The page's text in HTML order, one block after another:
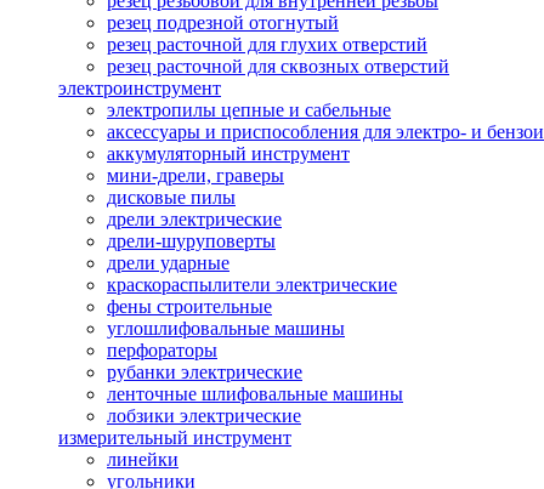
резец подрезной отогнутый
резец расточной для глухих отверстий
резец расточной для сквозных отверстий
электроинструмент
электропилы цепные и сабельные
аксессуары и приспособления для электро- и
аккумуляторный инструмент
мини-дрели, граверы
дисковые пилы
дрели электрические
дрели-шуруповерты
дрели ударные
краскораспылители электрические
фены строительные
углошлифовальные машины
перфораторы
рубанки электрические
ленточные шлифовальные машины
лобзики электрические
измерительный инструмент
линейки
угольники